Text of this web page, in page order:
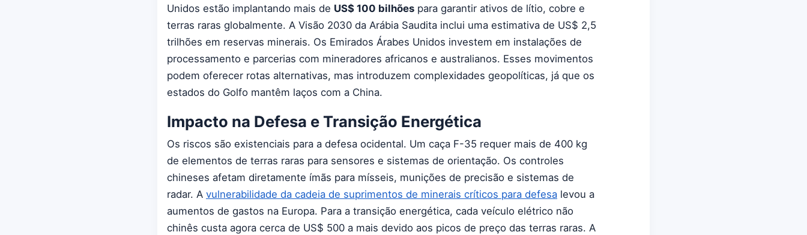
Unidos estão implantando mais de US$ 100 bilhões para garantir ativos de lítio, cobre e
terras raras globalmente. A Visão 2030 da Arábia Saudita inclui uma estimativa de US$ 2,5
trilhões em reservas minerais. Os Emirados Árabes Unidos investem em instalações de
processamento e parcerias com mineradores africanos e australianos. Esses movimentos
podem oferecer rotas alternativas, mas introduzem complexidades geopolíticas, já que os
estados do Golfo mantêm laços com a China.
Impacto na Defesa e Transição Energética
Os riscos são existenciais para a defesa ocidental. Um caça F-35 requer mais de 400 kg
de elementos de terras raras para sensores e sistemas de orientação. Os controles
chineses afetam diretamente ímãs para mísseis, munições de precisão e sistemas de
radar. A vulnerabilidade da cadeia de suprimentos de minerais críticos para defesa levou a
aumentos de gastos na Europa. Para a transição energética, cada veículo elétrico não
chinês custa agora cerca de US$ 500 a mais devido aos picos de preço das terras raras. A